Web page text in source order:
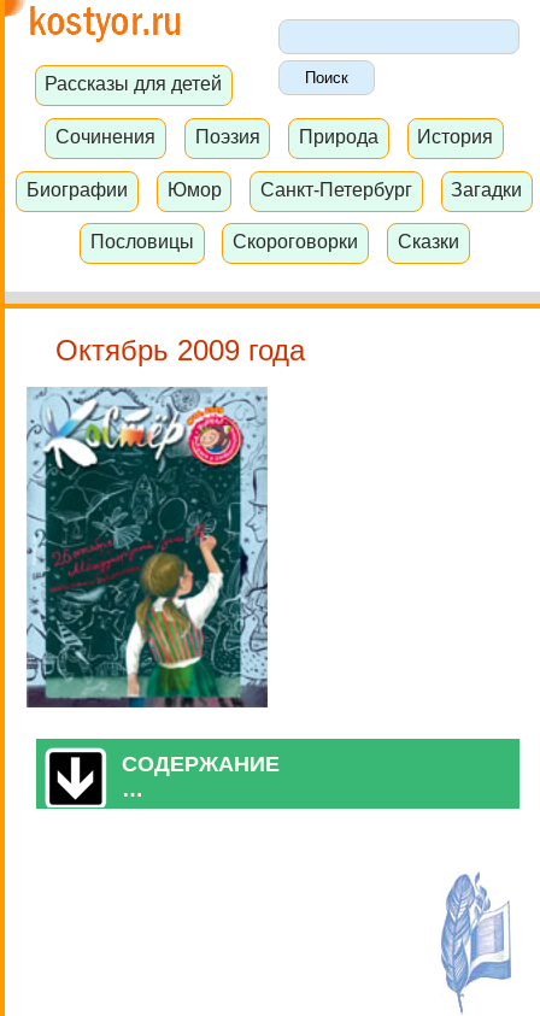
Рассказы для детей
Сочинения Поэзия Природа История
Биографии Юмор Санкт-Петербург Загадки
Пословицы Скороговорки Сказки
Октябрь 2009 года
СОДЕРЖАНИЕ
…